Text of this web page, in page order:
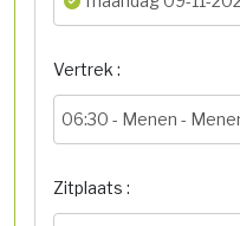
Vertrek :
06:30 - Menen -
Zitplaats :